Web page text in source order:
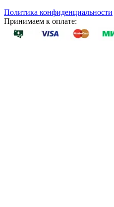
Политика конфиденциальности
Принимаем к оплате: